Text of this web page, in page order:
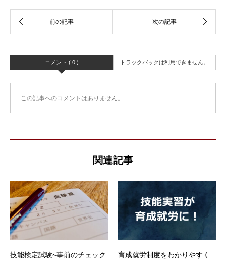
コメント ( 0 ) トラックバックは利用できません。
この記事へのコメントはありません。
関連記事
技能検定試験~事前のチェック
育成就労制度をわかりやすく